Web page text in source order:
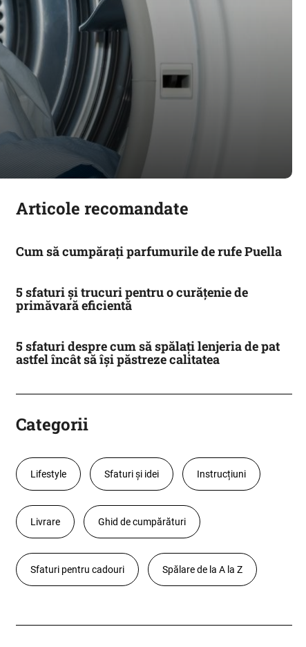
Articole recomandate
Cum să cumpărați parfumurile de rufe Puella
5 sfaturi și trucuri pentru o curățenie de
primăvară eficientă
5 sfaturi despre cum să spălați lenjeria de pat
astfel încât să își păstreze calitatea
Categorii
Lifestyle Sfaturi și idei Instrucțiuni
Livrare Ghid de cumpărături
Sfaturi pentru cadouri Spălare de la A la Z